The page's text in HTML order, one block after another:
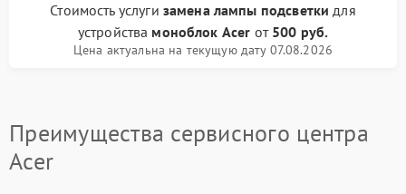
Стоимость услуги замена лампы подсветки для
устройства моноблок Acer от 500 руб.
Цена актуальна на текущую дату 07.08.2026
Преимущества сервисного центра
Acer